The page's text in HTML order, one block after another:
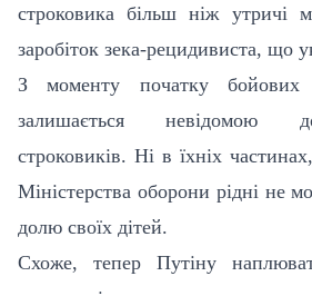
строковика більш ніж утричі
заробіток зека-рецидивиста, що
З моменту початку
залишається невідомою
строковиків. Ні в їхніх
Міністерства оборони рідні не
долю своїх дітей.
Схоже, тепер Путіну